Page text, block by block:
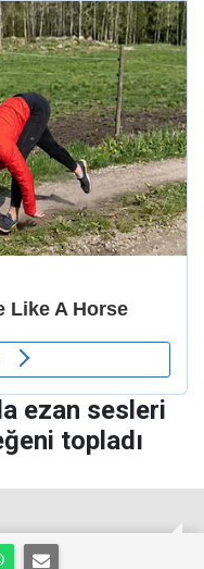
ezan sesleri
topladı